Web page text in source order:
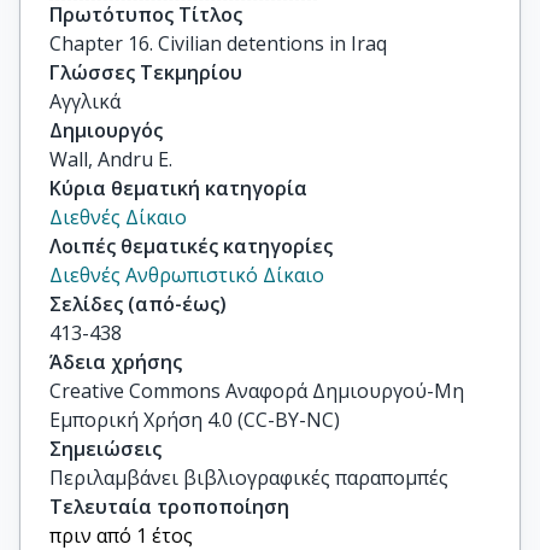
Πρωτότυπος Τίτλος
Chapter 16. Civilian detentions in Iraq
Γλώσσες Τεκμηρίου
Αγγλικά
Δημιουργός
Wall, Andru E.
Κύρια θεματική κατηγορία
Διεθνές Δίκαιο
Λοιπές θεματικές κατηγορίες
Διεθνές Ανθρωπιστικό Δίκαιο
Σελίδες (από-έως)
413-438
Άδεια χρήσης
Creative Commons Αναφορά Δημιουργού-Μη
Εμπορική Χρήση 4.0 (CC-BY-NC)
Σημειώσεις
Περιλαμβάνει βιβλιογραφικές παραπομπές
Τελευταία τροποποίηση
πριν από 1 έτος